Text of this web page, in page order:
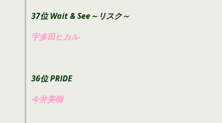
37位 Wait & See～リスク～
宇多田ヒカル
36位 PRIDE
今井美樹